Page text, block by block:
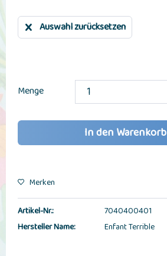
Auswahl zurücksetzen
Menge
In den Warenkorb
Merken
Artikel-Nr.:
7040400401
Hersteller Name:
Enfant Terrible